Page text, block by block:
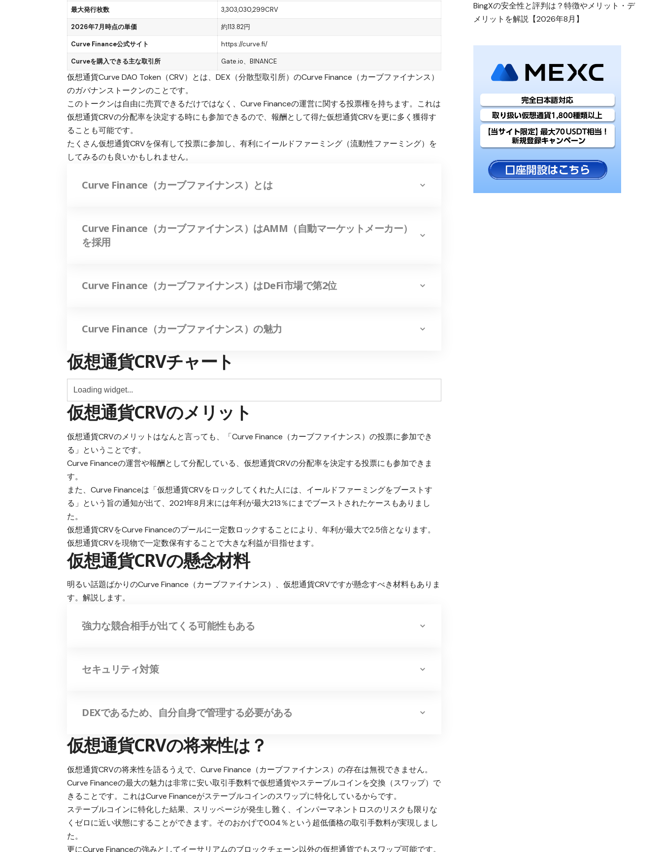
最大発行枚数 3,303,030,299CRV
2026年7月時点の単価 約113.82円
Curve Finance公式サイト https://curve.fi/
Curveを購入できる主な取引所 Gate.io、 BINANCE
仮想通貨Curve DAO Token（CRV）とは、DEX（分散型取引所）のCurve Finance（カーブファイナンス）
のガバナンストークンのことです。
このトークンは自由に売買できるだけではなく、Curve Financeの運営に関する投票権を持ちます。これは
仮想通貨CRVの分配率を決定する時にも参加できるので、報酬として得た仮想通貨CRVを更に多く獲得す
ることも可能です。
たくさん仮想通貨CRVを保有して投票に参加し、有利にイールドファーミング（流動性ファーミング）を
してみるのも良いかもしれません。
Curve Finance（カーブファイナンス）とは
Curve Finance（カーブファイナンス）はAMM（自動マーケットメーカー）
を採用
Curve Finance（カーブファイナンス）はDeFi市場で第2位
Curve Finance（カーブファイナンス）の魅力
仮想通貨CRVチャート
仮想通貨CRVのメリット
仮想通貨CRVのメリットはなんと言っても、
「Curve Finance（カーブファイナンス）の投票に参加でき
る」 ということです。
Curve Financeの運営や報酬として分配している、仮想通貨CRVの分配率を決定する投票にも参加できま
す。
また、Curve Financeは「仮想通貨CRVをロックしてくれた人には、イールドファーミングをブーストす
る」という旨の通知が出て、2021年8月末には年利が最大213％にまでブースト されたケースもありまし
た。
仮想通貨CRVをCurve Financeのプールに一定数ロックすることにより、年利が最大で2.5倍となります。
仮想通貨CRVを現物で一定数保有することで大きな利益が目指せます。
仮想通貨CRVの懸念材料
明るい話題ばかりのCurve Finance（カーブファイナンス）、仮想通貨CRVですが懸念すべき材料もありま
す。解説します。
強力な競合相手が出てくる可能性もある
セキュリティ対策
DEXであるため、自分自身で管理する必要がある
仮想通貨CRVの将来性は？
仮想通貨CRVの将来性を語るうえで、Curve Finance（カーブファイナンス）の存在は無視できません。
Curve Financeの最大の魅力は非常に安い取引手数料で仮想通貨やステーブルコインを交換（スワップ）で
きることです。これはCurve Financeがステーブルコインのスワップに特化しているからです。
ステーブルコインに特化した結果、スリッページが発生し難く、インパーマネントロスのリスクも限りな
くゼロに近い状態にすることができます。そのおかげで0.04％という超低価格の取引手数料が実現しまし
た。
更にCurve Financeの強みとしてイーサリアムのブロックチェーン以外の仮想通貨でもスワップ可能です。
BingXの安全性と評判は？特徴やメリット・デ
メリットを解説【2026年8月】